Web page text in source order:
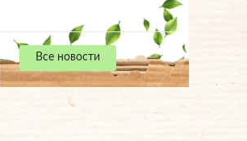
Все новости